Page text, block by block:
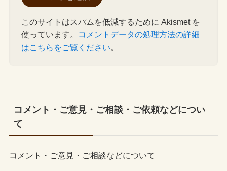
このサイトはスパムを低減するために Akismet を
使っています。
コメントデータの処理方法の詳細
はこちらをご覧ください
コメント・ご意見・ご相談・ご依頼などについ
て
コメント・ご意見・ご相談などについて